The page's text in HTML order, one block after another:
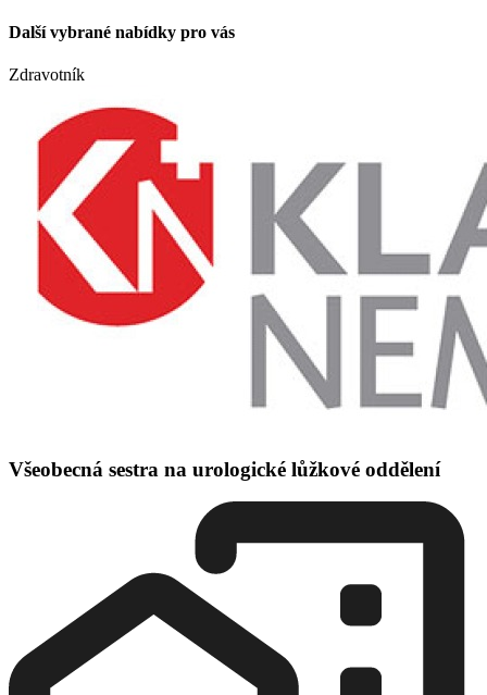
Další vybrané nabídky pro vás
Zdravotník
Všeobecná sestra na urologické lůžkové oddělení